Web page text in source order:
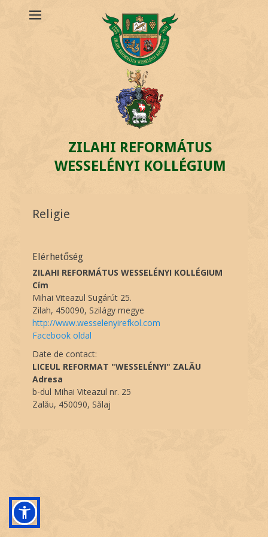
ZILAHI REFORMÁTUS
WESSELÉNYI KOLLÉGIUM
Religie
Elérhetőség
ZILAHI REFORMÁTUS WESSELÉNYI KOLLÉGIUM
Cím
Mihai Viteazul Sugárút 25.
Zilah, 450090, Szilágy megye
http://www.wesselenyirefkol.com
Facebook oldal
Date de contact:
LICEUL REFORMAT "WESSELÉNYI" ZALĂU
Adresa
b-dul Mihai Viteazul nr. 25
Zalău, 450090, Sălaj